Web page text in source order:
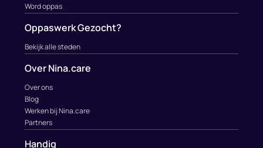
Word oppas
Oppaswerk Gezocht?
Bekijk alle steden
Over Nina.care
Over ons
Blog
Werken bij Nina.care
Partners
Handig